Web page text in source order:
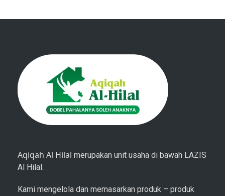
Aqiqah Al Hilal merupakan unit usaha di bawah LAZIS
Al Hilal.
Kami mengelola dan memasarkan produk – produk